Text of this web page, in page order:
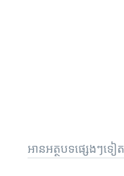
អានអត្ថបទផ្សេងៗទៀត